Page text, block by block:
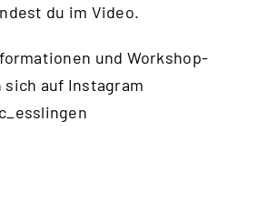
du im Video.
und Workshop-
auf Instagram